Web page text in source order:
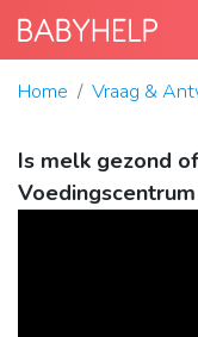
Home Vraag &
Is melk gezond
Voedingscentrum